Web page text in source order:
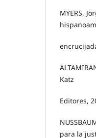
MYERS,
Katz
Editores,
para la